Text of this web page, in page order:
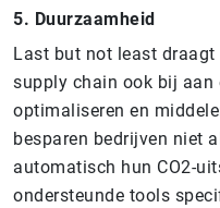
5. Duurzaamheid
Last but not least
supply chain ook bij aan
optimaliseren en
besparen bedrijven niet
automatisch hun CO2-
ondersteunde tools